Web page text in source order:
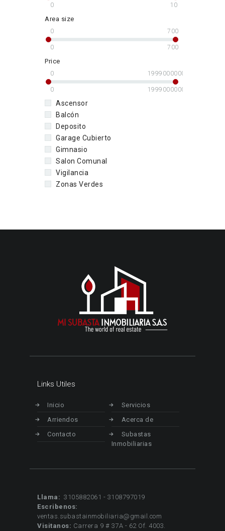
0 10
Area size
0 700
0 700
Price
0 1999000000
0 1999000000
Ascensor
Balcón
Deposito
Garage Cubierto
Gimnasio
Salon Comunal
Vigilancia
Zonas Verdes
Links Utiles
Inicio
Servicios
Arriendos
Acerca de
Contacto
Subastas
Inmobiliarias
Llama: 3105882061 - 3108797019
Escribenos:
ventas.subastainmobiliaria@gmail.com
Visitanos: Carrera 9 # 37A - 62 Of. 4003.